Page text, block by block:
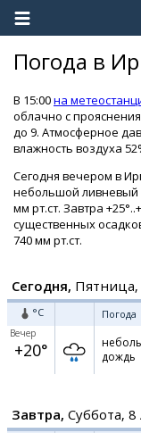
Погода в
В 15:00на
облачно с
до 9. Атмосферное
влажность воздуха
Сегодня вечером в
небольшой ливневый
мм рт.ст. Завтра
существенных
740 мм рт.ст.
Сегодня, Пятница,
°C Погода
Вечер
+20°
дождь
Завтра, Суббота, 8